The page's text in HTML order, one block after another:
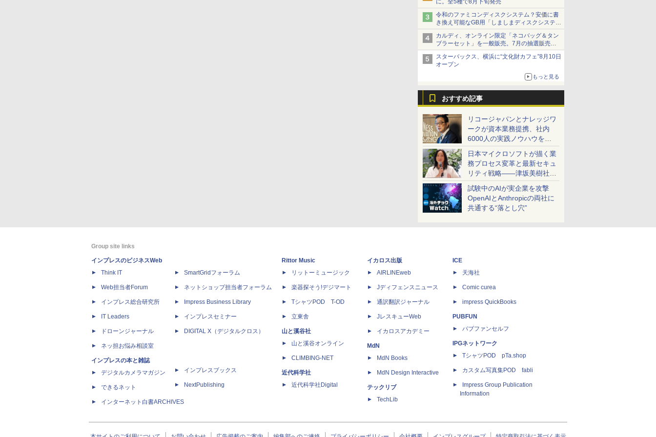
に。全5種で8月下旬発売
令和のファミコンディスクシステム？安価に書
き換え可能なGB用「しましまディスクシステ
ム」
カルディ、オンライン限定「ネコバッグ＆タン
ブラーセット」を一般販売。7月の抽選販売の
当選無効分
スターバックス、横浜に“文化財カフェ”8月10日
オープン
もっと見る
おすすめ記事
リコージャパンとナレッジワ
ークが資本業務提携、社内
6000人の実践ノウハウを生
かした「AI商談記録 for
RICOH」を展開へ
日本マイクロソフトが描く業
務プロセス変革と最新セキュ
リティ戦略――津坂美樹社長
が2027年度戦略を説明
試験中のAIが実企業を攻撃
OpenAIとAnthropicの両社に
共通する“落とし穴”
Group site links
インプレスのビジネスWeb
Think IT
Web担当者Forum
インプレス総合研究所
IT Leaders
ドローンジャーナル
ネッ担お悩み相談室
インプレスの本と雑誌
デジタルカメラマガジン
できるネット
インターネット白書ARCHIVES
SmartGridフォーラム
ネットショップ担当者フォーラム
Impress Business Library
インプレスセミナー
DIGITAL X（デジタルクロス）
インプレスブックス
NextPublishing
Rittor Music
リットーミュージック
楽器探そう!デジマート
TシャツPOD T-OD
立東舎
山と溪谷社
山と溪谷オンライン
CLIMBING-NET
近代科学社
近代科学社Digital
イカロス出版
AIRLINEweb
Jディフェンスニュース
通訳翻訳ジャーナル
JレスキューWeb
イカロスアカデミー
MdN
MdN Books
MdN Design Interactive
テックリブ
TechLib
ICE
天海社
Comic curea
impress QuickBooks
PUBFUN
パブファンセルフ
IPGネットワーク
TシャツPOD pTa.shop
カスタム写真集POD fabli
Impress Group Publication
Information